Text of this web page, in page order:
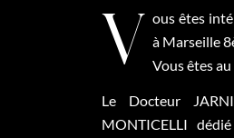
Vous êtes
à Marseille
Vous êtes
Le Docteur
MONTICELLI